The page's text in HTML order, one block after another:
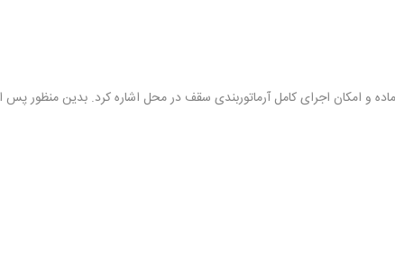
و امکان اجرای کامل آرماتوربندی سقف در محل اشاره کرد. بدین منظور پس